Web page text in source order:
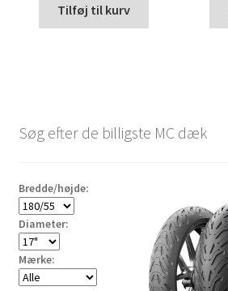
Tilføj til kurv
Søg efter de billigste MC dæk
Bredde/højde:
Diameter:
Mærke: